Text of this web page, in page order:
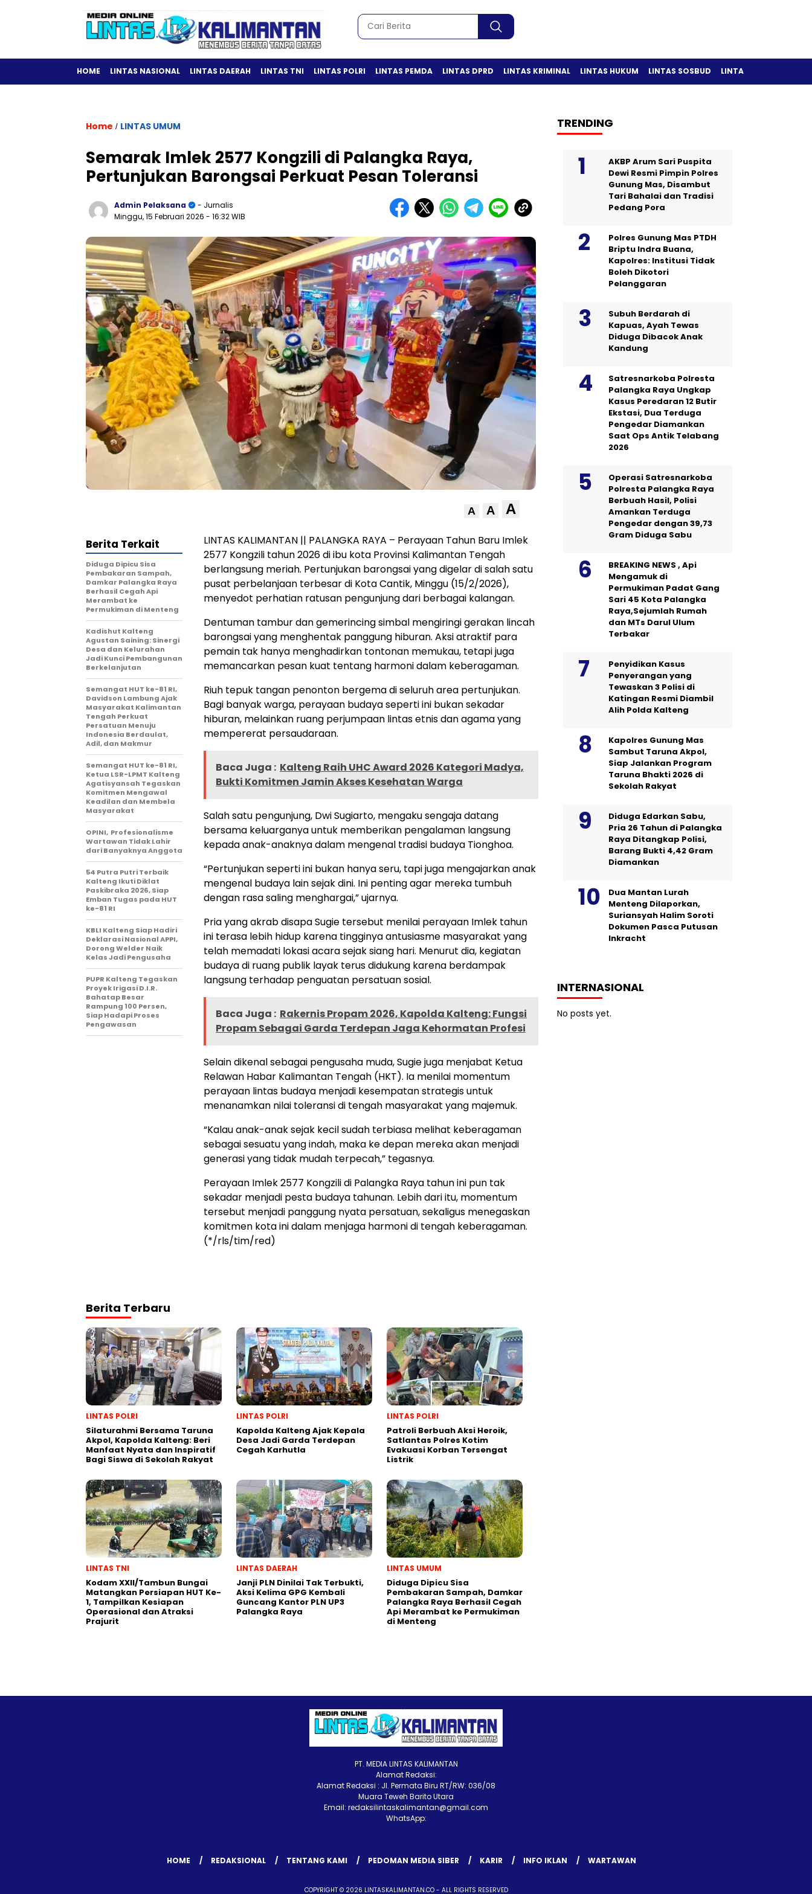
HOME LINTAS NASIONAL LINTAS DAERAH LINTAS TNI LINTAS POLRI LINTAS PEMDA LINTAS DPRD LINTAS KRIMINAL LINTAS HUKUM LINTAS SOSBUD LINTAS OLAH RAGA
Home / LINTAS UMUM
Semarak Imlek 2577 Kongzili di Palangka Raya,
Pertunjukan Barongsai Perkuat Pesan Toleransi
Admin Pelaksana
- Jurnalis
Minggu, 15 Februari 2026 - 16:32 WIB
A A A
LINTAS KALIMANTAN || PALANGKA RAYA – Perayaan Tahun Baru Imlek
2577 Kongzili tahun 2026 di ibu kota Provinsi Kalimantan Tengah
berlangsung meriah. Pertunjukan barongsai yang digelar di salah satu
pusat perbelanjaan terbesar di Kota Cantik, Minggu (15/2/2026),
menyedot perhatian ratusan pengunjung dari berbagai kalangan.
Dentuman tambur dan gemerincing simbal mengiringi gerakan lincah
barongsai yang menghentak panggung hiburan. Aksi atraktif para
pemain tak hanya menghadirkan tontonan memukau, tetapi juga
memancarkan pesan kuat tentang harmoni dalam keberagaman.
Riuh tepuk tangan penonton bergema di seluruh area pertunjukan.
Bagi banyak warga, perayaan budaya seperti ini bukan sekadar
hiburan, melainkan ruang perjumpaan lintas etnis dan agama yang
mempererat persaudaraan.
Baca Juga : Kalteng Raih UHC Award 2026 Kategori Madya,
Bukti Komitmen Jamin Akses Kesehatan Warga
Salah satu pengunjung, Dwi Sugiarto, mengaku sengaja datang
bersama keluarganya untuk memberikan pengalaman langsung
kepada anak-anaknya dalam mengenal tradisi budaya Tionghoa.
“Pertunjukan seperti ini bukan hanya seru, tapi juga mengajarkan anak
mengenal budaya lain sejak dini. Ini penting agar mereka tumbuh
dengan rasa saling menghargai,” ujarnya.
Pria yang akrab disapa Sugie tersebut menilai perayaan Imlek tahun
ini terasa lebih hidup karena tingginya antusiasme masyarakat yang
telah memadati lokasi acara sejak siang hari. Menurut dia, kegiatan
budaya di ruang publik layak terus didukung karena berdampak
langsung terhadap penguatan persatuan sosial.
Baca Juga : Rakernis Propam 2026, Kapolda Kalteng: Fungsi
Propam Sebagai Garda Terdepan Jaga Kehormatan Profesi
Selain dikenal sebagai pengusaha muda, Sugie juga menjabat Ketua
Relawan Habar Kalimantan Tengah (HKT). Ia menilai momentum
perayaan lintas budaya menjadi kesempatan strategis untuk
menanamkan nilai toleransi di tengah masyarakat yang majemuk.
“Kalau anak-anak sejak kecil sudah terbiasa melihat keberagaman
sebagai sesuatu yang indah, maka ke depan mereka akan menjadi
generasi yang tidak mudah terpecah,” tegasnya.
Perayaan Imlek 2577 Kongzili di Palangka Raya tahun ini pun tak
sekadar menjadi pesta budaya tahunan. Lebih dari itu, momentum
tersebut menjadi panggung nyata persatuan, sekaligus menegaskan
komitmen kota ini dalam menjaga harmoni di tengah keberagaman.
(*/rls/tim/red)
Berita Terkait
Diduga Dipicu Sisa
Pembakaran Sampah,
Damkar Palangka Raya
Berhasil Cegah Api
Merambat ke
Permukiman di Menteng
Kadishut Kalteng
Agustan Saining: Sinergi
Desa dan Kelurahan
Jadi Kunci Pembangunan
Berkelanjutan
Semangat HUT ke-81 RI,
Davidson Lambung Ajak
Masyarakat Kalimantan
Tengah Perkuat
Persatuan Menuju
Indonesia Berdaulat,
Adil, dan Makmur
Semangat HUT ke-81 RI,
Ketua LSR-LPMT Kalteng
Agatisyansah Tegaskan
Komitmen Mengawal
Keadilan dan Membela
Masyarakat
OPINI, Profesionalisme
Wartawan Tidak Lahir
dari Banyaknya Anggota
54 Putra Putri Terbaik
Kalteng Ikuti Diklat
Paskibraka 2026, Siap
Emban Tugas pada HUT
ke-81 RI
KBLI Kalteng Siap Hadiri
Deklarasi Nasional APPI,
Dorong Welder Naik
Kelas Jadi Pengusaha
PUPR Kalteng Tegaskan
Proyek Irigasi D.I.R.
Bahatap Besar
Rampung 100 Persen,
Siap Hadapi Proses
Pengawasan
Berita Terbaru
LINTAS POLRI
Silaturahmi Bersama Taruna
Akpol, Kapolda Kalteng: Beri
Manfaat Nyata dan Inspiratif
Bagi Siswa di Sekolah Rakyat
LINTAS POLRI
Kapolda Kalteng Ajak Kepala
Desa Jadi Garda Terdepan
Cegah Karhutla
LINTAS POLRI
Patroli Berbuah Aksi Heroik,
Satlantas Polres Kotim
Evakuasi Korban Tersengat
Listrik
LINTAS TNI
Kodam XXII/Tambun Bungai
Matangkan Persiapan HUT Ke-
1, Tampilkan Kesiapan
Operasional dan Atraksi
Prajurit
LINTAS DAERAH
Janji PLN Dinilai Tak Terbukti,
Aksi Kelima GPG Kembali
Guncang Kantor PLN UP3
Palangka Raya
LINTAS UMUM
Diduga Dipicu Sisa
Pembakaran Sampah, Damkar
Palangka Raya Berhasil Cegah
Api Merambat ke Permukiman
di Menteng
TRENDING
AKBP Arum Sari Puspita
Dewi Resmi Pimpin Polres
Gunung Mas, Disambut
Tari Bahalai dan Tradisi
Pedang Pora
Polres Gunung Mas PTDH
Briptu Indra Buana,
Kapolres: Institusi Tidak
Boleh Dikotori
Pelanggaran
Subuh Berdarah di
Kapuas, Ayah Tewas
Diduga Dibacok Anak
Kandung
Satresnarkoba Polresta
Palangka Raya Ungkap
Kasus Peredaran 12 Butir
Ekstasi, Dua Terduga
Pengedar Diamankan
Saat Ops Antik Telabang
2026
Operasi Satresnarkoba
Polresta Palangka Raya
Berbuah Hasil, Polisi
Amankan Terduga
Pengedar dengan 39,73
Gram Diduga Sabu
BREAKING NEWS , Api
Mengamuk di
Permukiman Padat Gang
Sari 45 Kota Palangka
Raya,Sejumlah Rumah
dan MTs Darul Ulum
Terbakar
Penyidikan Kasus
Penyerangan yang
Tewaskan 3 Polisi di
Katingan Resmi Diambil
Alih Polda Kalteng
Kapolres Gunung Mas
Sambut Taruna Akpol,
Siap Jalankan Program
Taruna Bhakti 2026 di
Sekolah Rakyat
Diduga Edarkan Sabu,
Pria 26 Tahun di Palangka
Raya Ditangkap Polisi,
Barang Bukti 4,42 Gram
Diamankan
Dua Mantan Lurah
Menteng Dilaporkan,
Suriansyah Halim Soroti
Dokumen Pasca Putusan
Inkracht
INTERNASIONAL
No posts yet.
PT. MEDIA LINTAS KALIMANTAN
Alamat Redaksi:
Alamat Redaksi : Jl. Permata Biru RT/RW: 036/08
Muara Teweh Barito Utara
Email: redaksilintaskalimantan@gmail.com
WhatsApp:
HOME REDAKSIONAL TENTANG KAMI PEDOMAN MEDIA SIBER KARIR INFO IKLAN WARTAWAN
COPYRIGHT © 2026 LINTASKALIMANTAN.CO - ALL RIGHTS RESERVED